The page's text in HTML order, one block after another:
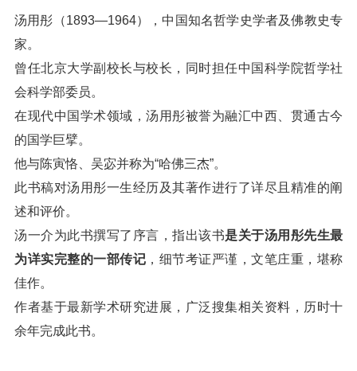
汤用彤（1893—1964），中国知名哲学史学者及佛教史专
家。
曾任北京大学副校长与校长，同时担任中国科学院哲学社
会科学部委员。
在现代中国学术领域，汤用彤被誉为融汇中西、贯通古今
的国学巨擘。
他与陈寅恪、吴宓并称为“哈佛三杰”。
此书稿对汤用彤一生经历及其著作进行了详尽且精准的阐
述和评价。
汤一介为此书撰写了序言，指出该书是关于汤用彤先生最
为详实完整的一部传记 ，细节考证严谨，文笔庄重，堪称
佳作。
作者基于最新学术研究进展，广泛搜集相关资料，历时十
余年完成此书。